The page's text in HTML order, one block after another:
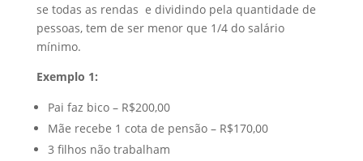
se todas as rendas e dividindo pela quantidade de
pessoas, tem de ser menor que 1/4 do salário
mínimo.
Exemplo 1:
Pai faz bico – R$200,00
Mãe recebe 1 cota de pensão – R$170,00
3 filhos não trabalham